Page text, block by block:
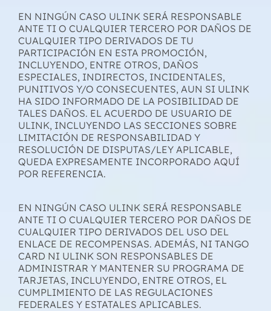
EN NINGÚN CASO ULINK SERÁ RESPONSABLE
ANTE TI O CUALQUIER TERCERO POR DAÑOS DE
CUALQUIER TIPO DERIVADOS DE TU
PARTICIPACIÓN EN ESTA PROMOCIÓN,
INCLUYENDO, ENTRE OTROS, DAÑOS
ESPECIALES, INDIRECTOS, INCIDENTALES,
PUNITIVOS Y/O CONSECUENTES, AUN SI ULINK
HA SIDO INFORMADO DE LA POSIBILIDAD DE
TALES DAÑOS. EL ACUERDO DE USUARIO DE
ULINK, INCLUYENDO LAS SECCIONES SOBRE
LIMITACIÓN DE RESPONSABILIDAD Y
RESOLUCIÓN DE DISPUTAS/LEY APLICABLE,
QUEDA EXPRESAMENTE INCORPORADO AQUÍ
POR REFERENCIA.
EN NINGÚN CASO ULINK SERÁ RESPONSABLE
ANTE TI O CUALQUIER TERCERO POR DAÑOS DE
CUALQUIER TIPO DERIVADOS DEL USO DEL
ENLACE DE RECOMPENSAS. ADEMÁS, NI TANGO
CARD NI ULINK SON RESPONSABLES DE
ADMINISTRAR Y MANTENER SU PROGRAMA DE
TARJETAS, INCLUYENDO, ENTRE OTROS, EL
CUMPLIMIENTO DE LAS REGULACIONES
FEDERALES Y ESTATALES APLICABLES.